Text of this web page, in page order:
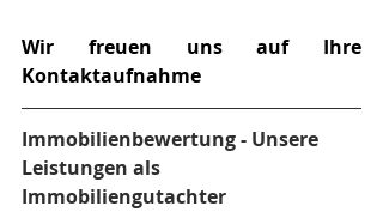
Wir freuen uns auf Ihre
Kontaktaufnahme
Immobilienbewertung - Unsere
Leistungen als
Immobiliengutachter